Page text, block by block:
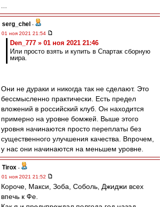
serg_chel -
01 ноя 2021 21:54
Den_777 » 01 ноя 2021 21:46
Или просто взять и купить в Спартак сборную
мира.
Они не дураки и никогда так не сделают. Это
бессмысленно практически. Есть предел
вложений в российский клуб. Он находится
примерно на уровне бомжей. Выше этого
уровня начинаются просто переплаты без
существенного улучшения качества. Впрочем,
у нас они начинаются на меньшем уровне.
Tirox -
01 ноя 2021 21:52
Короче, Макси, Зоба, Соболь, Джиджи всех
впечь к Фе.